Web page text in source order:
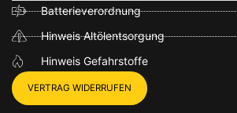
Batterieverordnung
Hinweis Altölentsorgung
Hinweis Gefahrstoffe
VERTRAG WIDERRUFEN